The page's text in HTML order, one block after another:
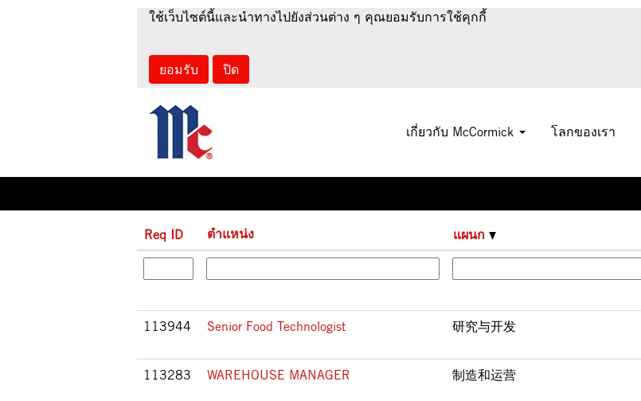
ใช้เว็บไซต์นี้และนำทางไปยังส่วนต่าง ๆ คุณยอมรับการใช้คุกกี้
ยอมรับ ปิด
เกี่ยวกับ McCormick โลกของเรา
หน้าแรก | ที่ McCormick & Company(หน้า
ผลการค้นหาสำหรับ
Req ID ตำแหน่ง แผนก
113944
Senior Food Technologist 研究与开发
113283
WAREHOUSE MANAGER 制造和运营